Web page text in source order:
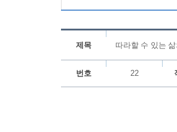
제목 따라할 수 있는 삶
번호 22